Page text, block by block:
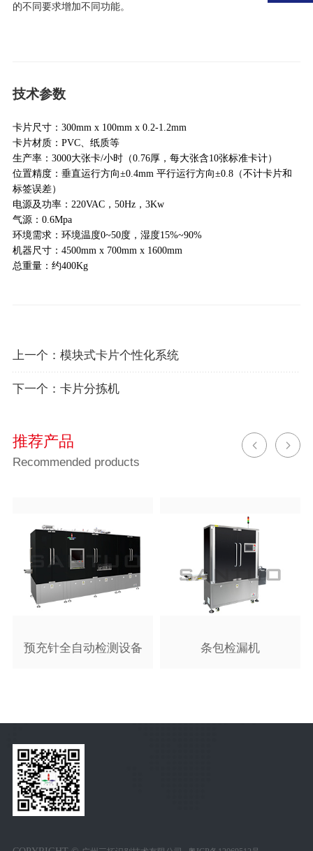
的不同要求增加不同功能。
技术参数
卡片尺寸：300mm x 100mm x 0.2-1.2mm
卡片材质：PVC、纸质等
生产率：3000大张卡/小时（0.76厚，每大张含10张标准卡计）
位置精度：垂直运行方向±0.4mm 平行运行方向±0.8（不计卡片和
标签误差）
电源及功率：220VAC，50Hz，3Kw
气源：0.6Mpa
环境需求：环境温度0~50度，湿度15%~90%
机器尺寸：4500mm x 700mm x 1600mm
总重量：约400Kg
上一个： 模块式卡片个性化系统
下一个： 卡片分拣机
推荐产品
Recommended products
预充针全自动检测设备 条包检漏机